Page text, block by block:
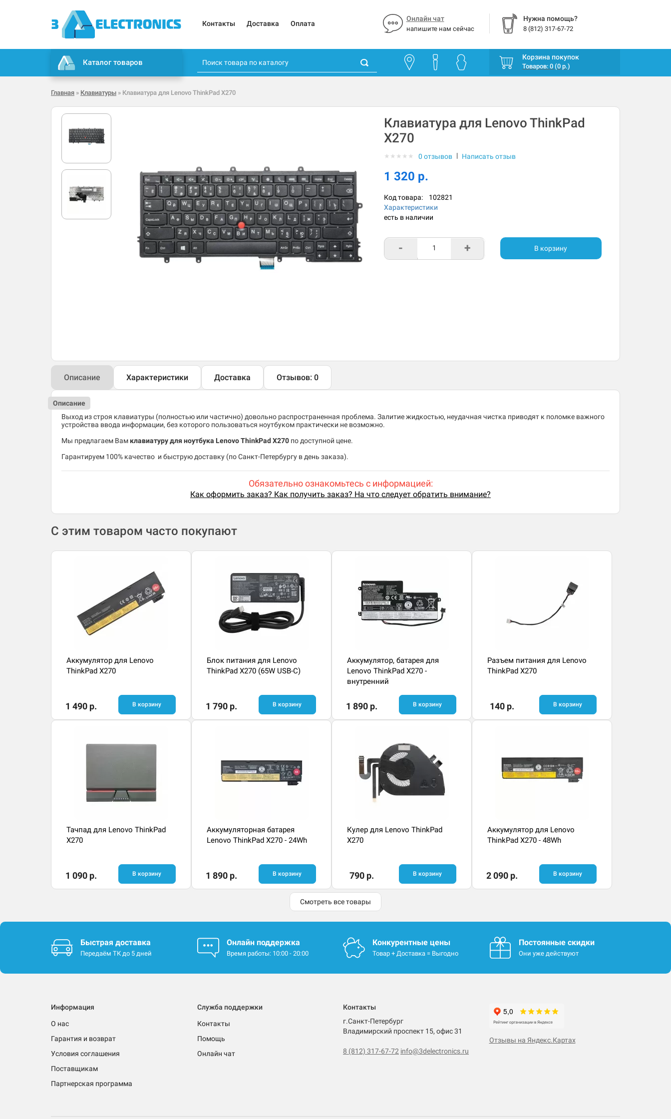
Контакты Доставка Оплата
Онлайн чат
напишите нам сейчас
Нужна помощь?
8 (812) 317-67-72
Каталог товаров
Корзина покупок
Товаров: 0 (0 р.)
Главная » Клавиатуры » Клавиатура для Lenovo ThinkPad X270
Клавиатура для Lenovo ThinkPad
X270
★ ★ ★ ★ ★ 0 отзывов | Написать отзыв
1 320 р.
Код товара: 102821
Характеристики
есть в наличии
- + В корзину
Описание Характеристики Доставка Отзывов: 0
Описание
Выход из строя клавиатуры (полностью или частично) довольно распространенная проблема. Залитие жидкостью, неудачная чистка приводят к поломке важного
устройства ввода информации, без которого пользоваться ноутбуком практически не возможно.
Мы предлагаем Вам клавиатуру для ноутбука Lenovo ThinkPad X270 по доступной цене.
​Гарантируем 100% качество и быструю доставку (по Санкт-Петербургу в день заказа).
Обязательно ознакомьтесь с информацией:
Как оформить заказ? Как получить заказ? На что следует обратить внимание?
С этим товаром часто покупают
Аккумулятор для Lenovo
ThinkPad X270
1 490 р. В корзину
Блок питания для Lenovo
ThinkPad X270 (65W USB-C)
1 790 р. В корзину
Аккумулятор, батарея для
Lenovo ThinkPad X270 -
внутренний
1 890 р. В корзину
Разъем питания для Lenovo
ThinkPad X270
140 р. В корзину
Тачпад для Lenovo ThinkPad
X270
1 090 р. В корзину
Аккумуляторная батарея
Lenovo ThinkPad X270 - 24Wh
1 890 р. В корзину
Кулер для Lenovo ThinkPad
X270
790 р. В корзину
Аккумулятор для Lenovo
ThinkPad X270 - 48Wh
2 090 р. В корзину
Смотреть все товары
Быстрая доставка
Передаём ТК до 5 дней
Онлайн поддержка
Время работы: 10:00 - 20:00
Конкурентные цены
Товар + Доставка = Выгодно
Постоянные скидки
Они уже действуют
Информация
О нас
Гарантия и возврат
Условия соглашения
Поставщикам
Партнерская программа
Служба поддержки
Контакты
Помощь
Онлайн чат
Контакты
г.Санкт-Петербург
Владимирский проспект 15, офис 31
8 (812) 317-67-72 info@3delectronics.ru
Отзывы на Яндекс.Картах